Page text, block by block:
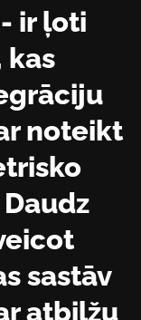
ir ļoti
kas
noteikt
sastāv
atbilžu